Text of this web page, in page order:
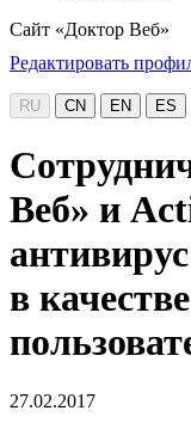
Сайт «Доктор Веб»
Редактировать
RU CN EN ES
Веб» и
в
27.02.2017